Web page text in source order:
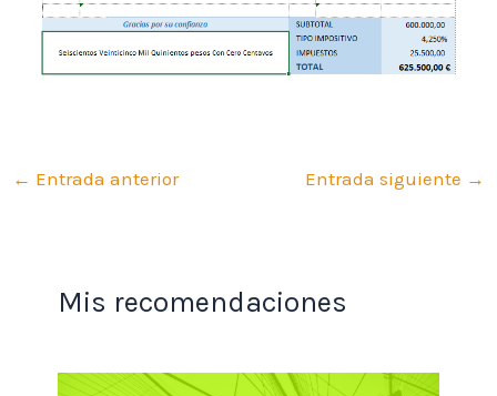
← Entrada anterior Entrada siguiente →
Mis recomendaciones